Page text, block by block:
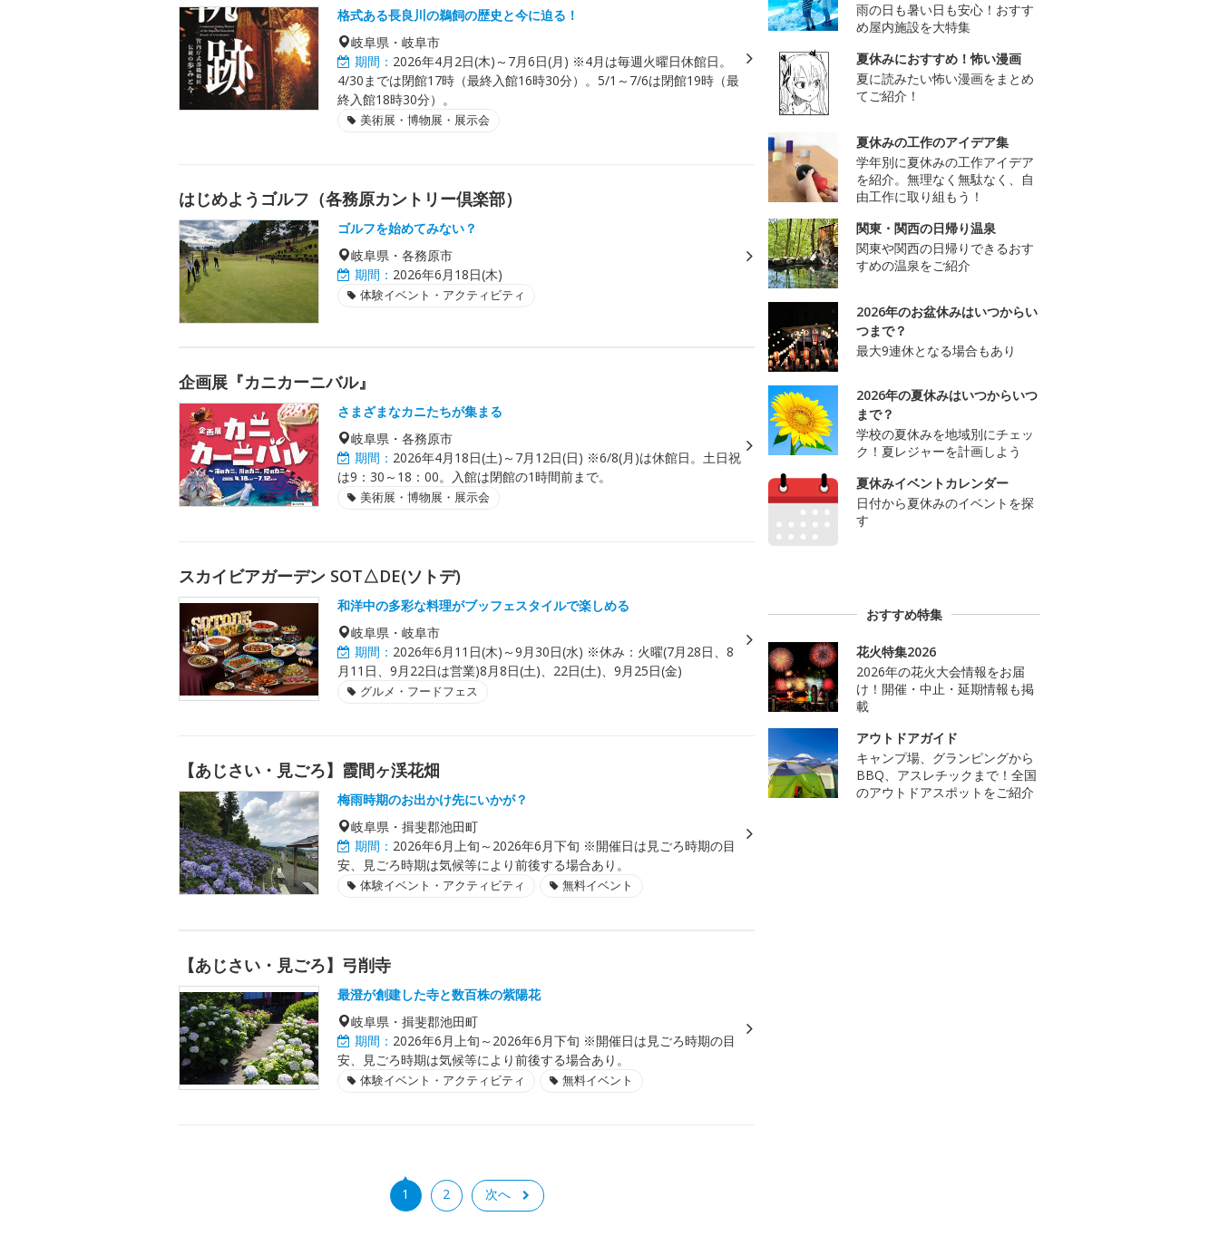
格式ある長良川の鵜飼の歴史と今に迫る！
岐阜県・岐阜市
期間： 2026年4月2日(木)～7月6日(月) ※4月は毎週火曜日休館日。
4/30までは閉館17時（最終入館16時30分）。5/1～7/6は閉館19時（最
終入館18時30分）。
美術展・博物展・展示会
はじめようゴルフ（各務原カントリー倶楽部）
ゴルフを始めてみない？
岐阜県・各務原市
期間： 2026年6月18日(木)
体験イベント・アクティビティ
企画展『カニカーニバル』
さまざまなカニたちが集まる
岐阜県・各務原市
期間： 2026年4月18日(土)～7月12日(日) ※6/8(月)は休館日。土日祝
は9：30～18：00。入館は閉館の1時間前まで。
美術展・博物展・展示会
スカイビアガーデン SOT△DE(ソトデ)
和洋中の多彩な料理がブッフェスタイルで楽しめる
岐阜県・岐阜市
期間： 2026年6月11日(木)～9月30日(水) ※休み：火曜(7月28日、8
月11日、9月22日は営業)8月8日(土)、22日(土)、9月25日(金)
グルメ・フードフェス
【あじさい・見ごろ】霞間ヶ渓花畑
梅雨時期のお出かけ先にいかが？
岐阜県・揖斐郡池田町
期間： 2026年6月上旬～2026年6月下旬 ※開催日は見ごろ時期の目
安、見ごろ時期は気候等により前後する場合あり。
体験イベント・アクティビティ 無料イベント
【あじさい・見ごろ】弓削寺
最澄が創建した寺と数百株の紫陽花
岐阜県・揖斐郡池田町
期間： 2026年6月上旬～2026年6月下旬 ※開催日は見ごろ時期の目
安、見ごろ時期は気候等により前後する場合あり。
体験イベント・アクティビティ 無料イベント
1 2 次へ
雨の日も暑い日も安心！おすす
め屋内施設を大特集
夏休みにおすすめ！怖い漫画
夏に読みたい怖い漫画をまとめ
てご紹介！
夏休みの工作のアイデア集
学年別に夏休みの工作アイデア
を紹介。無理なく無駄なく、自
由工作に取り組もう！
関東・関西の日帰り温泉
関東や関西の日帰りできるおす
すめの温泉をご紹介
2026年のお盆休みはいつからい
つまで？
最大9連休となる場合もあり
2026年の夏休みはいつからいつ
まで？
学校の夏休みを地域別にチェッ
ク！夏レジャーを計画しよう
夏休みイベントカレンダー
日付から夏休みのイベントを探
す
おすすめ特集
花火特集2026
2026年の花火大会情報をお届
け！開催・中止・延期情報も掲
載
アウトドアガイド
キャンプ場、グランピングから
BBQ、アスレチックまで！全国
のアウトドアスポットをご紹介